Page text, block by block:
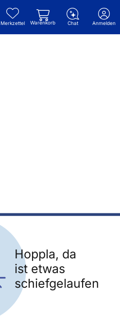
Merkzettel Warenkorb Chat Anmelden
Hoppla, da
ist etwas
schiefgelaufen